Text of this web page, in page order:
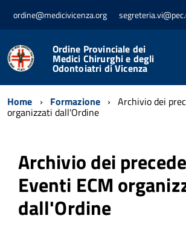
ordine@medicivicenza.org
Ordine Provinciale dei
Medici Chirurghi e degli
Odontoiatri di Vicenza
Home Formazione Archivio dei
organizzati dall'Ordine
Archivio dei
Eventi ECM
dall'Ordine